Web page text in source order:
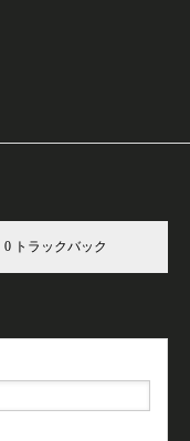
0 トラックバック